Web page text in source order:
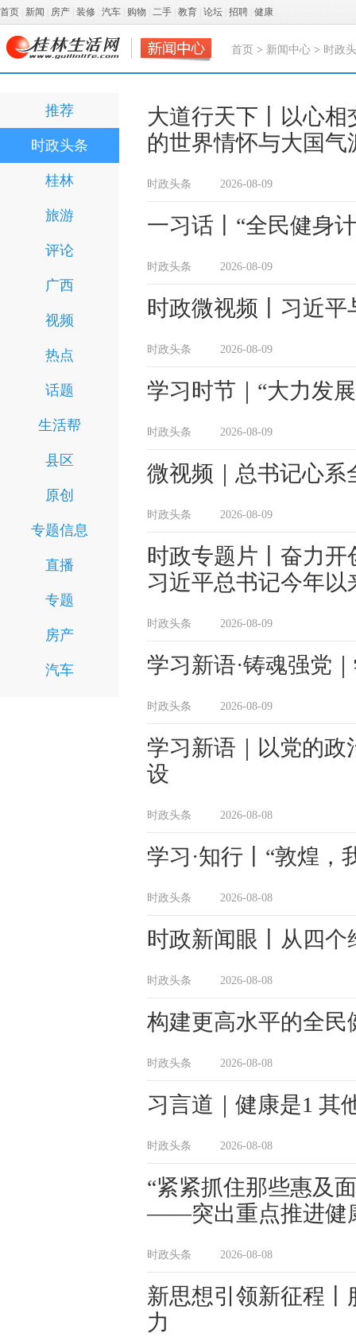
首页 新闻 房产 装修 汽车 购物 二手 教育 论坛 招聘 健康
首页 > 新闻中心 > 时政
推荐
时政头条
桂林
旅游
评论
广西
视频
热点
话题
生活帮
县区
原创
专题信息
直播
专题
房产
汽车
大道行天下丨以心
的世界情怀与大国气
时政头条 2026-08-09
一习话丨“全民健身
时政头条 2026-08-09
时政微视频丨习近
时政头条 2026-08-09
学习时节｜“大力发
时政头条 2026-08-09
微视频｜总书记心系
时政头条 2026-08-09
时政专题片丨奋力
习近平总书记今年以
时政头条 2026-08-09
学习新语·铸魂强党
时政头条 2026-08-09
学习新语｜以党的
设
时政头条 2026-08-08
学习·知行丨“敦煌，
时政头条 2026-08-08
时政新闻眼丨从四
时政头条 2026-08-08
构建更高水平的全民
时政头条 2026-08-08
习言道｜健康是1 其
时政头条 2026-08-08
“紧紧抓住那些惠及
——突出重点推进健
时政头条 2026-08-08
新思想引领新征程
力